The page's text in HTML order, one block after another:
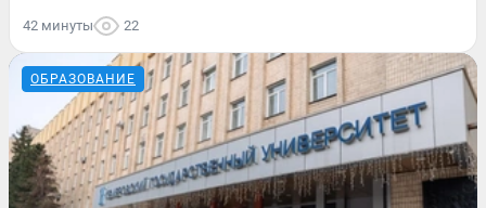
42 минуты 22
ОБРАЗОВАНИЕ